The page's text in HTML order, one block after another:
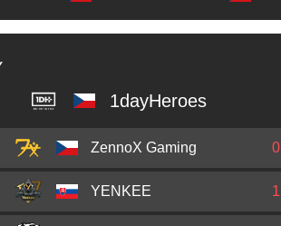
1dayHeroes
ZennoX Gaming 0
YENKEE 1